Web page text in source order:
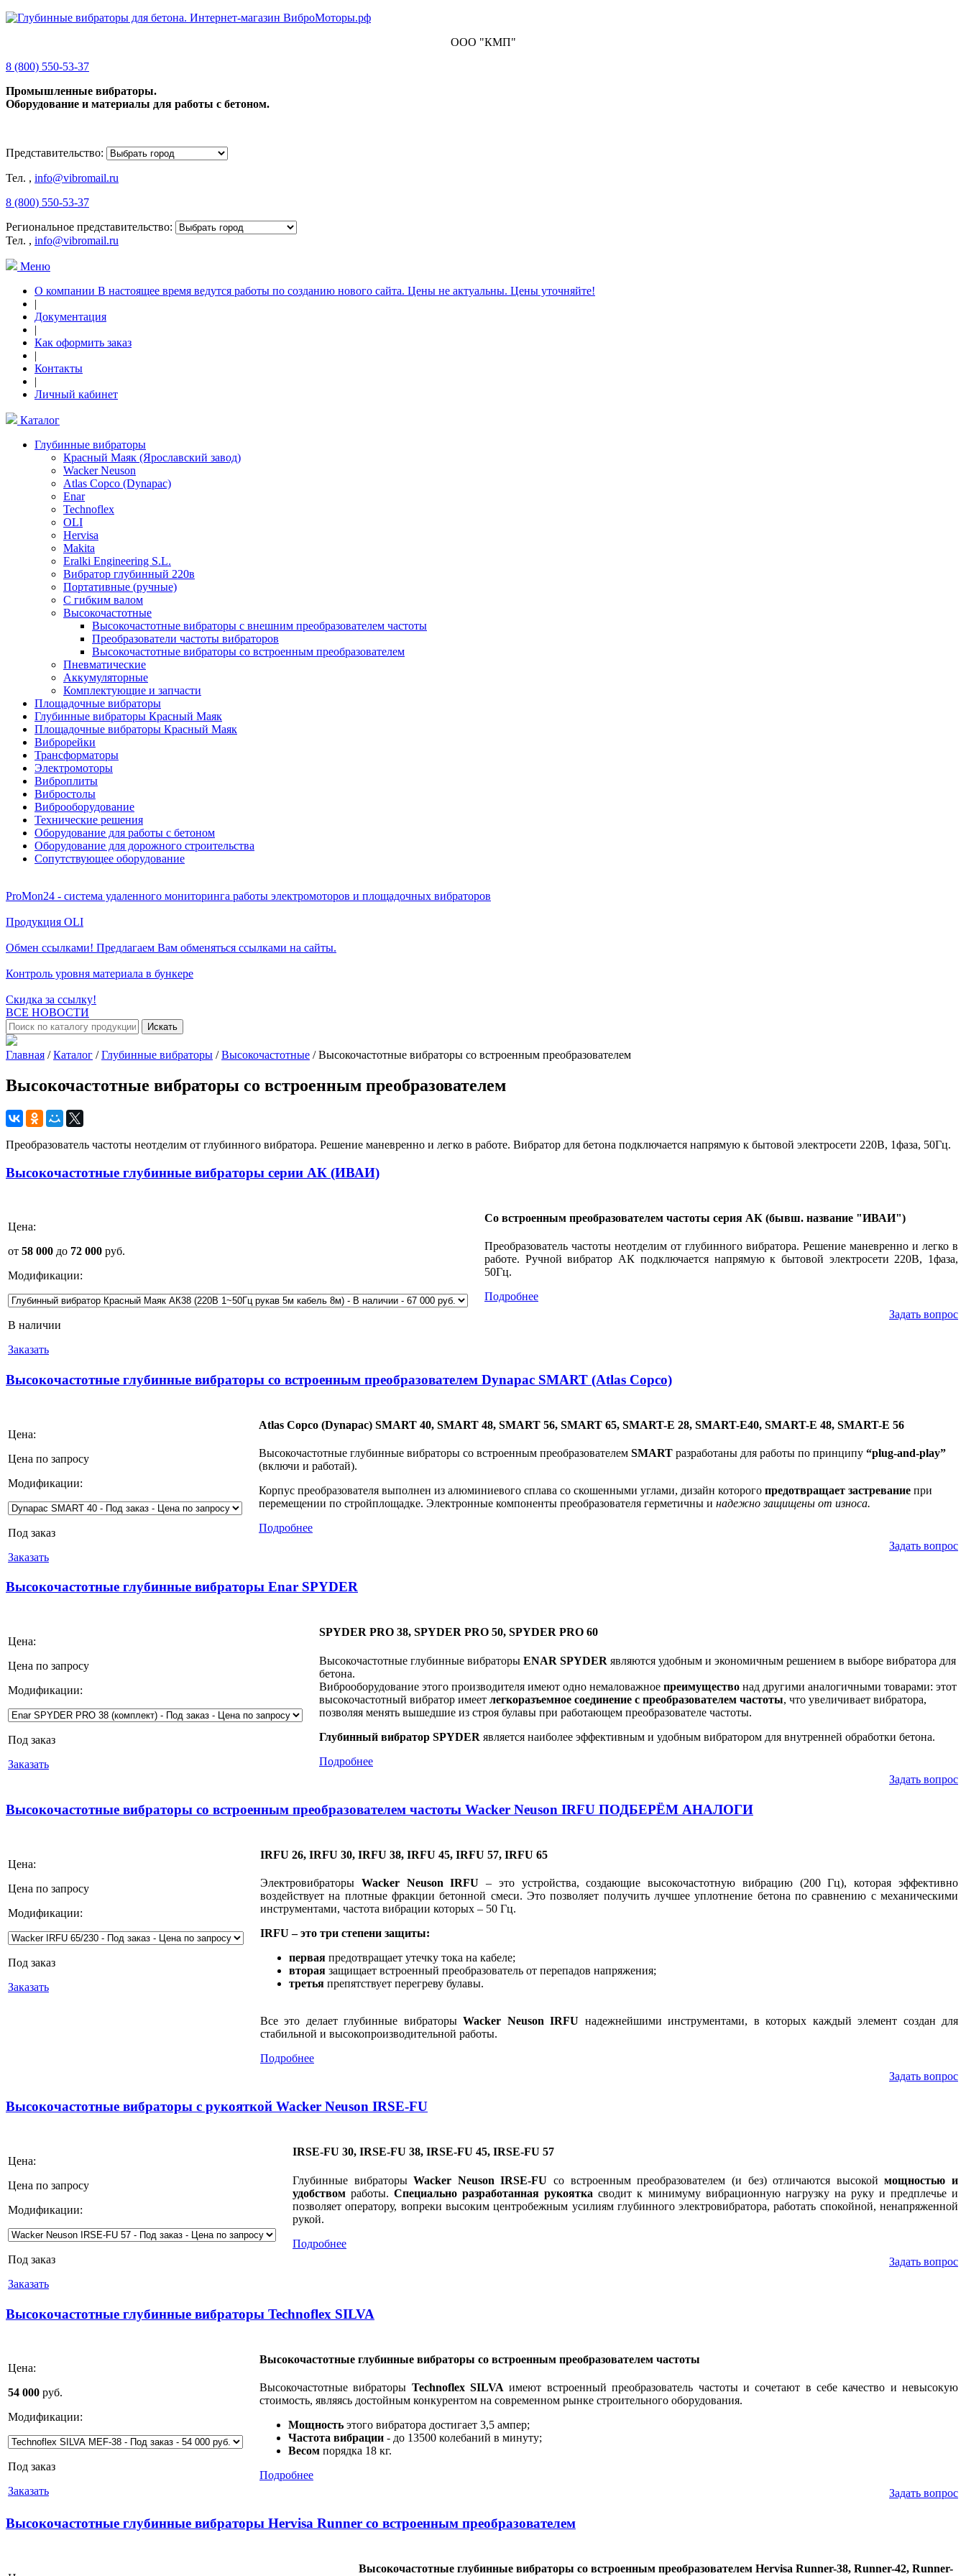
ООО "КМП"
8 (800) 550-53-37
Промышленные вибраторы.
Оборудование и материалы для работы с бетоном.
Представительство:
Тел. , info@vibromail.ru
8 (800) 550-53-37
Региональное представительство:
Тел. , info@vibromail.ru
Меню
О компании В настоящее время ведутся работы по созданию нового сайта. Цены не актуальны. Цены уточняйте!
|
Документация
|
Как оформить заказ
|
Контакты
|
Личный кабинет
Каталог
Глубинные вибраторы
Красный Маяк (Ярославский завод)
Wacker Neuson
Atlas Copco (Dynapac)
Enar
Technoflex
OLI
Hervisa
Makita
Eralki Engineering S.L.
Вибратор глубинный 220в
Портативные (ручные)
С гибким валом
Высокочастотные
Высокочастотные вибраторы с внешним преобразователем частоты
Преобразователи частоты вибраторов
Высокочастотные вибраторы со встроенным преобразователем
Пневматические
Аккумуляторные
Комплектующие и запчасти
Площадочные вибраторы
Глубинные вибраторы Красный Маяк
Площадочные вибраторы Красный Маяк
Виброрейки
Трансформаторы
Электромоторы
Виброплиты
Вибростолы
Виброоборудование
Технические решения
Оборудование для работы с бетоном
Оборудование для дорожного строительства
Сопутствующее оборудование
ProMon24 - система удаленного мониторинга работы электромоторов и площадочных вибраторов
Продукция OLI
Обмен ссылками! Предлагаем Вам обменяться ссылками на сайты.
Контроль уровня материала в бункере
Скидка за ссылку!
ВСЕ НОВОСТИ
Искать
Главная / Каталог / Глубинные вибраторы / Высокочастотные / Высокочастотные вибраторы со встроенным преобразователем
Высокочастотные вибраторы со встроенным преобразователем
Преобразователь частоты неотделим от глубинного вибратора. Решение маневренно и легко в работе. Вибратор для бетона подключается напрямую к бытовой электросети 220В, 1фаза, 50Гц.
Высокочастотные глубинные вибраторы серии АК (ИВАИ)
Цена:
от 58 000 до 72 000 руб.
Модификации:
В наличии
Заказать
Со встроенным преобразователем частоты серия АК (бывш. название "ИВАИ")
Преобразователь частоты неотделим от глубинного вибратора. Решение маневренно и легко в
работе. Ручной вибратор АК подключается напрямую к бытовой электросети 220В, 1фаза,
50Гц.
Задать вопрос
Подробнее
Высокочастотные глубинные вибраторы со встроенным преобразователем Dynapac SMART (Atlas Copco)
Цена:
Цена по запросу
Модификации:
Под заказ
Заказать
Atlas Copco (Dynapac) SMART 40, SMART 48, SMART 56, SMART 65, SMART-E 28, SMART-E40, SMART-E 48, SMART-E 56
Высокочастотные глубинные вибраторы со встроенным преобразователем SMART разработаны для работы по принципу “plug-and-play”
(включи и работай).
Корпус преобразователя выполнен из алюминиевого сплава со скошенными углами, дизайн которого предотвращает застревание при
перемещении по стройплощадке. Электронные компоненты преобразователя герметичны и надежно защищены от износа.
Задать вопрос
Подробнее
Высокочастотные глубинные вибраторы Enar SPYDER
Цена:
Цена по запросу
Модификации:
Под заказ
Заказать
SPYDER PRO 38, SPYDER PRO 50, SPYDER PRO 60
Высокочастотные глубинные вибраторы ENAR SPYDER являются удобным и экономичным решением в выборе вибратора для
бетона.
Виброоборудование этого производителя имеют одно немаловажное преимущество над другими аналогичными товарами: этот
высокочастотный вибратор имеет легкоразъемное соединение с преобразователем частоты, что увеличивает вибратора,
позволяя менять вышедшие из строя булавы при работающем преобразователе частоты.
Глубинный вибратор SPYDER является наиболее эффективным и удобным вибратором для внутренней обработки бетона.
Задать вопрос
Подробнее
Высокочастотные вибраторы со встроенным преобразователем частоты Wacker Neuson IRFU ПОДБЕРЁМ АНАЛОГИ
Цена:
Цена по запросу
Модификации:
Под заказ
Заказать
IRFU 26, IRFU 30, IRFU 38, IRFU 45, IRFU 57, IRFU 65
Электровибраторы Wacker Neuson IRFU – это устройства, создающие высокочастотную вибрацию (200 Гц), которая эффективно
воздействует на плотные фракции бетонной смеси. Это позволяет получить лучшее уплотнение бетона по сравнению с механическими
инструментами, частота вибрации которых – 50 Гц.
IRFU – это три степени защиты:
первая предотвращает утечку тока на кабеле;
вторая защищает встроенный преобразователь от перепадов напряжения;
третья препятствует перегреву булавы.
Все это делает глубинные вибраторыWacker Neuson IRFU надежнейшими инструментами, в которых каждый элемент создан для
стабильной и высокопроизводительной работы.
Задать вопрос
Подробнее
Высокочастотные вибраторы с рукояткой Wacker Neuson IRSE-FU
Цена:
Цена по запросу
Модификации:
Под заказ
Заказать
IRSE-FU 30, IRSE-FU 38, IRSE-FU 45, IRSE-FU 57
Глубинные вибраторыWacker Neuson IRSE-FUсо встроенным преобразователем (и без) отличаются высокоймощностью и
удобством работы. Специально разработанная рукоятка сводит к минимуму вибрационную нагрузку на руку и предплечье и
позволяет оператору, вопреки высоким центробежным усилиям глубинного электровибратора, работать спокойной, ненапряженной
рукой.
Задать вопрос
Подробнее
Высокочастотные глубинные вибраторы Technoflex SILVA
Цена:
54 000 руб.
Модификации:
Под заказ
Заказать
Высокочастотные глубинные вибраторы со встроенным преобразователем частоты
Высокочастотные вибраторы Technoflex SILVA имеют встроенный преобразователь частоты и сочетают в себе качество и невысокую
стоимость, являясь достойным конкурентом на современном рынке строительного оборудования.
Мощность этого вибратора достигает 3,5 ампер;
Частота вибрации - до 13500 колебаний в минуту;
Весом порядка 18 кг.
Задать вопрос
Подробнее
Высокочастотные глубинные вибраторы Hervisa Runner со встроенным преобразователем
Высокочастотные глубинные вибраторы со встроенным преобразователем Hervisa Runner-38, Runner-42, Runner-